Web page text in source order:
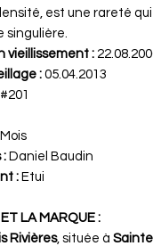
est une rareté
singulière.
vieillissement :
: 05.04.2013
#201
: Daniel Baudin
: Etui
LA MARQUE :
Rivières, située à